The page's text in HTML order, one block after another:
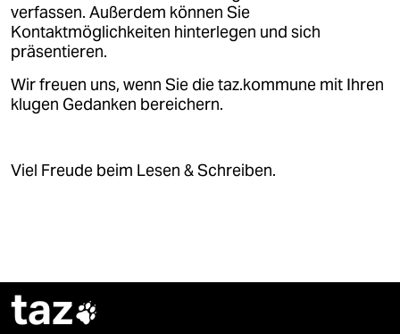
verfassen. Außerdem können Sie
Kontaktmöglichkeiten hinterlegen und sich
präsentieren.
Wir freuen uns, wenn Sie die taz.kommune mit Ihren
klugen Gedanken bereichern.
Viel Freude beim Lesen & Schreiben.
taz